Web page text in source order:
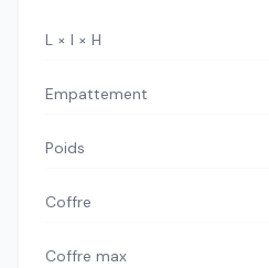
L × l × H
Empattement
Poids
Coffre
Coffre max